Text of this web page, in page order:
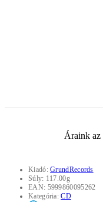
Áraink az
Kiadó:GrundRecords
Súly: 117.00g
EAN: 5999860095262
Kategória:CD